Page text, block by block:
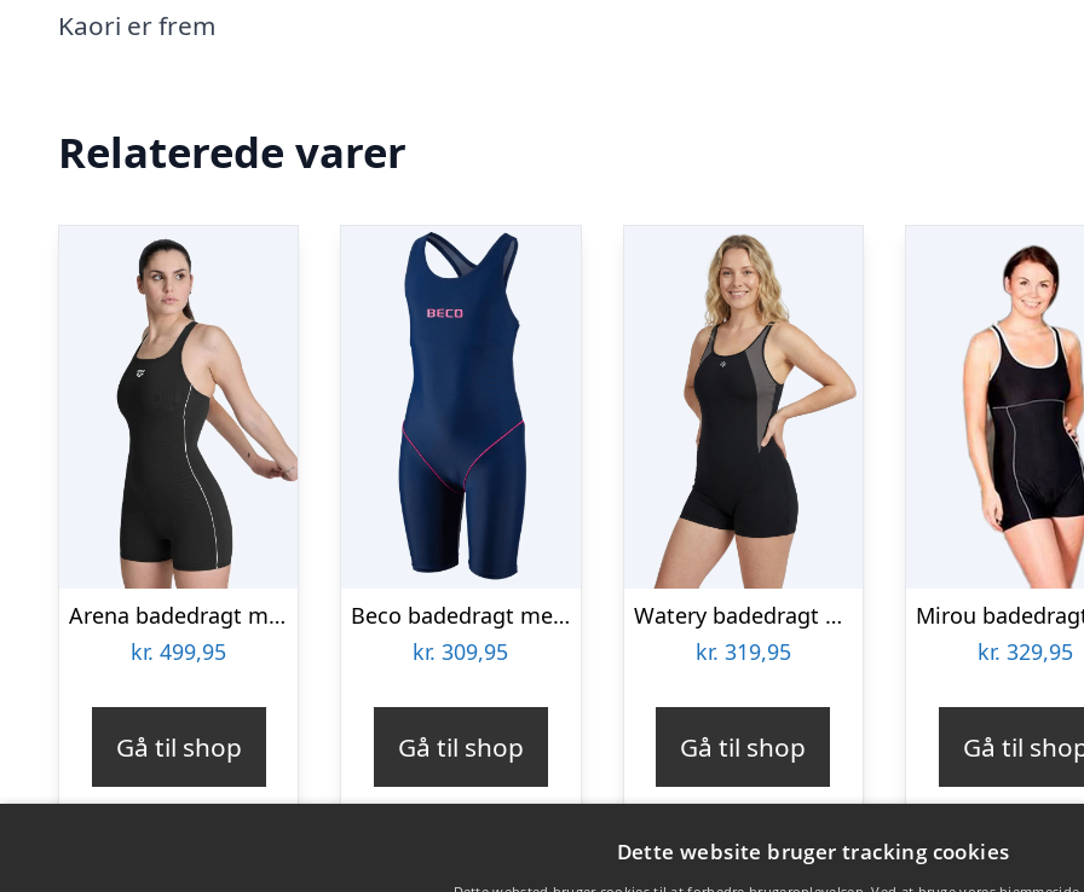
Kaori er frem
Relaterede varer
Arena badedragt med ben til damer – Finding HL – Sort
kr. 499,95
Gå til shop
Beco badedragt med lange ben til piger – Maxpower – Blå/pink
kr. 309,95
Gå til shop
Watery badedragt med ben til damer – Venilla – Sort/grå – Badedragter
kr. 319,95
Gå til shop
kr. 329,95
Gå til
Dette website bruger tracking cookies